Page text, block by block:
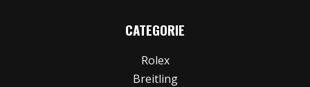
CATEGORIE
Rolex
Breitling